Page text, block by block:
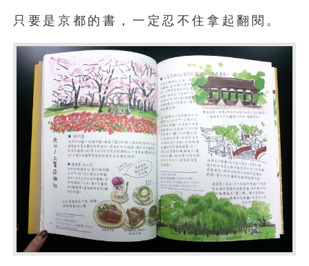
只要是京都的書，一定忍不住拿起翻閱。